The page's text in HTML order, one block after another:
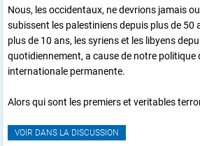
Nous, les occidentaux, ne devrions jamais
subissent les palestiniens depuis plus de 50
plus de 10 ans, les syriens et les libyens
quotidiennement, a cause de notre politique
internationale permanente.
Alors qui sont les premiers et veritables
VOIR DANS LA DISCUSSION